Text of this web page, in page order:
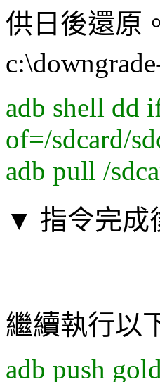
供日後還原
adb shell dd
of=/sdcard/
adb pull /
▼ 指令完成
繼續執行以
adb push